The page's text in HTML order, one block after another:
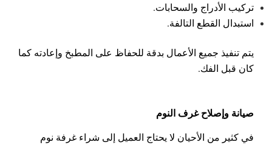
تركيب الأدراج والسحابات.
استبدال القطع التالفة.
يتم تنفيذ جميع الأعمال بدقة للحفاظ على المطبخ وإعادته كما
كان قبل الفك.
صيانة وإصلاح غرف النوم
في كثير من الأحيان لا يحتاج العميل إلى شراء غرفة نوم